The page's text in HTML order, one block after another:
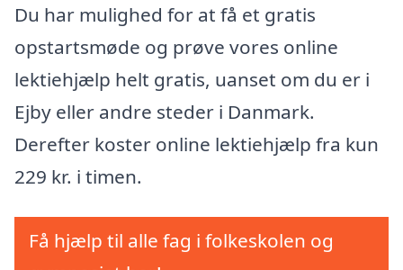
Du har mulighed for at få et gratis
opstartsmøde og prøve vores online
lektiehjælp helt gratis, uanset om du er i
Ejby eller andre steder i Danmark.
Derefter koster online lektiehjælp fra kun
229 kr. i timen.
Få hjælp til alle fag i folkeskolen og